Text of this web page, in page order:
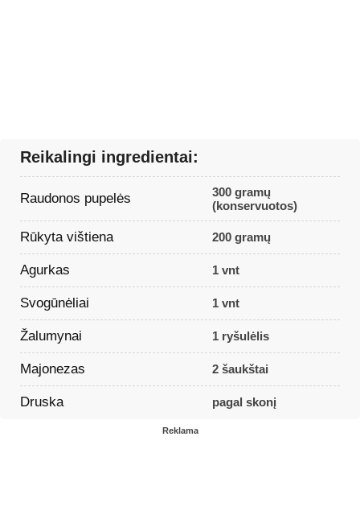
Reikalingi ingredientai:
Raudonos pupelės
300 gramų
(konservuotos)
Rūkyta vištiena 200 gramų
Agurkas 1 vnt
Svogūnėliai 1 vnt
Žalumynai 1 ryšulėlis
Majonezas 2 šaukštai
Druska pagal skonį
Reklama